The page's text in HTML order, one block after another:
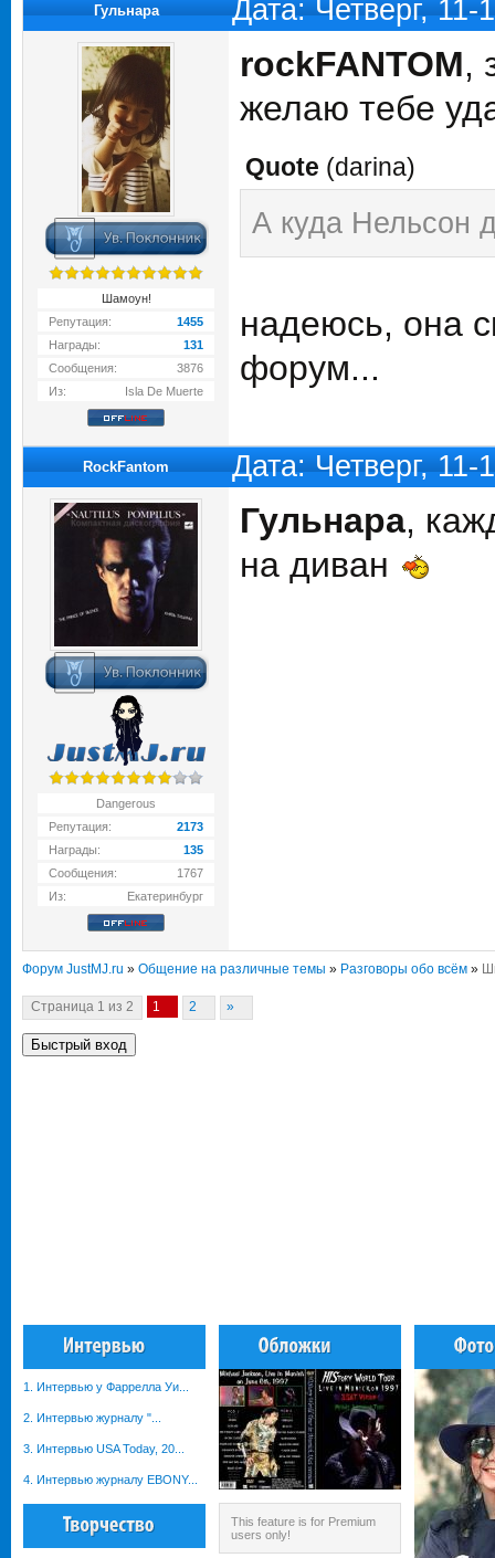
Гульнара Дата: Четверг,
Шамоун!
Репутация:
1455
Награды:
131
Сообщения:
3876
Из:
Isla De Muerte
rockFANTOM,
желаю тебе
Quote (darina)
А куда Нельсон
надеюсь, она
форум...
RockFantom Дата: Четверг,
Dangerous
Репутация:
2173
Награды:
135
Сообщения:
1767
Из:
Екатеринбург
Гульнара,
на диван
Форум JustMJ.ru » Общение на различные темы » Разговоры обо всём »
Страница 1 из 2 1 2 »
1. Интервью у Фаррелла Уи...
2. Интервью журналу "...
3. Интервью USA Today, 20...
4. Интервью журналу EBONY...
This feature is for Premium
users only!